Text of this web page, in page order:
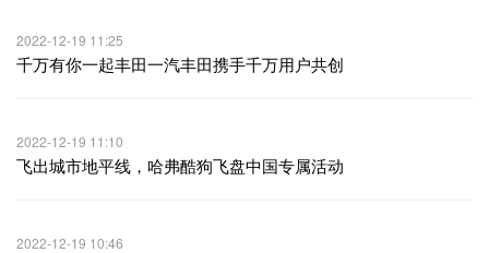
2022-12-19 11:25
千万有你一起丰田一汽丰田携手千万用户共创
2022-12-19 11:10
飞出城市地平线，哈弗酷狗飞盘中国专属活动
2022-12-19 10:46